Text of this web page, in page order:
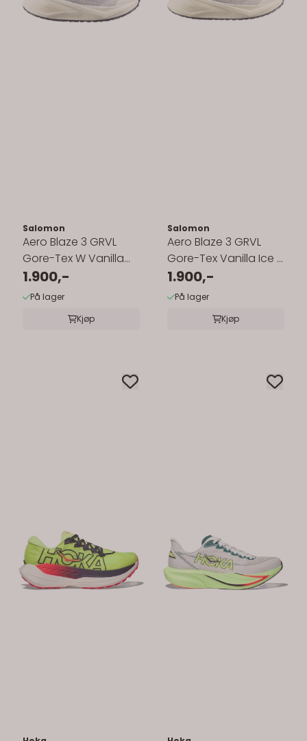
Salomon
Aero Blaze 3 GRVL
Gore-Tex W Vanilla
Ice / Astral Aura / ...
1.900,-
På lager
Kjøp
Salomon
Aero Blaze 3 GRVL
Gore-Tex Vanilla Ice /
Astral Aura / ...
1.900,-
På lager
Kjøp